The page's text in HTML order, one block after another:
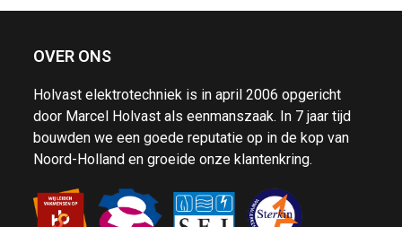
OVER ONS
Holvast elektrotechniek is in april 2006 opgericht
door Marcel Holvast als eenmanszaak. In 7 jaar tijd
bouwden we een goede reputatie op in de kop van
Noord-Holland en groeide onze klantenkring.